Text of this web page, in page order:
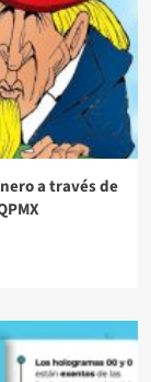
a través de